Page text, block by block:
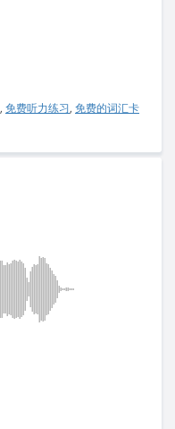
, 免费听力练习, 免费的词汇卡